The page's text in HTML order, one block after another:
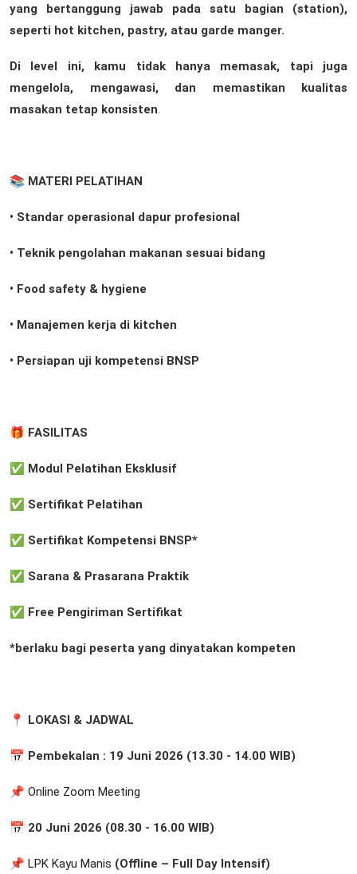
yang bertanggung jawab pada satu bagian (station),
seperti hot kitchen, pastry, atau garde manger.
Di level ini, kamu tidak hanya memasak, tapi juga
mengelola, mengawasi, dan memastikan kualitas
masakan tetap konsisten.
📚 MATERI PELATIHAN
• Standar operasional dapur profesional
• Teknik pengolahan makanan sesuai bidang
• Food safety & hygiene
• Manajemen kerja di kitchen
• Persiapan uji kompetensi BNSP
🎁 FASILITAS
✅ Modul Pelatihan Eksklusif
✅ Sertifikat Pelatihan
✅ Sertifikat Kompetensi BNSP*
✅ Sarana & Prasarana Praktik
✅ Free Pengiriman Sertifikat
*berlaku bagi peserta yang dinyatakan kompeten
📍 LOKASI & JADWAL
📅 Pembekalan : 19 Juni 2026 (13.30 - 14.00 WIB)
📌 Online Zoom Meeting
📅 20 Juni 2026 (08.30 - 16.00 WIB)
📌 LPK Kayu Manis (Offline – Full Day Intensif)